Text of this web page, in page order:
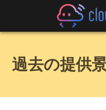
過去の提供